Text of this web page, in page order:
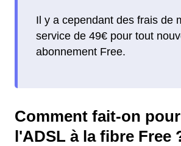
Il y a cependant des frais de
service de 49€ pour tout
abonnement Free.
Comment fait-on
l'ADSL à la fibre Free